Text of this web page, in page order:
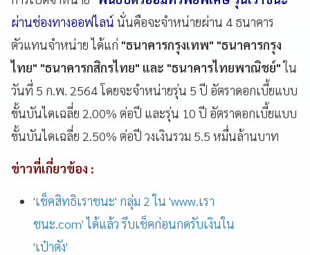
ผ่านช่องทางออฟไลน์ นั่นคือจะจำหน่ายผ่าน 4 ธนาคาร
ตัวแทนจำหน่าย ได้แก่ "ธนาคารกรุงเทพ" "ธนาคารกรุง
ไทย" "ธนาคารกสิกรไทย" และ "ธนาคารไทยพาณิชย์"ใน
วันที่ 5 ก.พ. 2564​โดยจะจำหน่ายรุ่น 5 ปี อัตราดอกเบี้ยแบบ
ขั้นบันไดเฉลี่ย 2.00% ต่อปี และรุ่น 10 ปี อัตราดอกเบี้ยแบบ
ขั้นบันไดเฉลี่ย 2.50% ต่อปี วงเงินรวม​ 5.5​ หมื่นล้านบาท
ข่าวที่เกี่ยวข้อง :
'เช็คสิทธิเราชนะ' กลุ่ม 2 ใน 'www.เรา
ชนะ.com' ได้แล้ว รีบเช็คก่อนกดรับเงินใน
'เป๋าตัง'